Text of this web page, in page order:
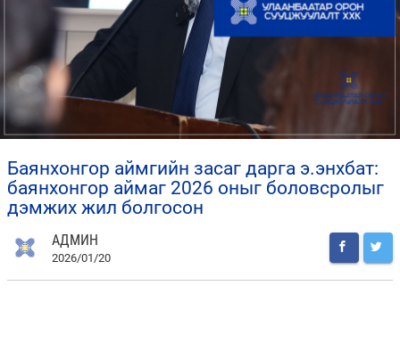
баянхонгор аймгийн засаг дарга э.энхбат:
баянхонгор аймаг 2026 оныг боловсролыг
дэмжих жил болгосон
АДМИН
2026/01/20